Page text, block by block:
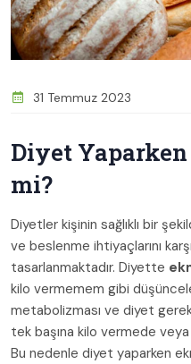
31 Temmuz 2023
Diyet
mi?
Diyetler kişinin sağlıklı bir
ve beslenme ihtiyaçlarını
tasarlanmaktadır. Diyette
kilo vermemem gibi
metabolizması ve diyet
tek başına kilo vermede
Bu nedenle diyet yaparken